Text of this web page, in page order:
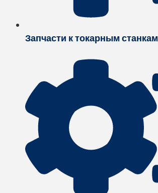
Запчасти к токарным станкам